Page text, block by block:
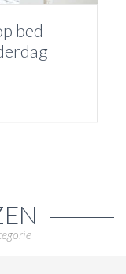
bed-